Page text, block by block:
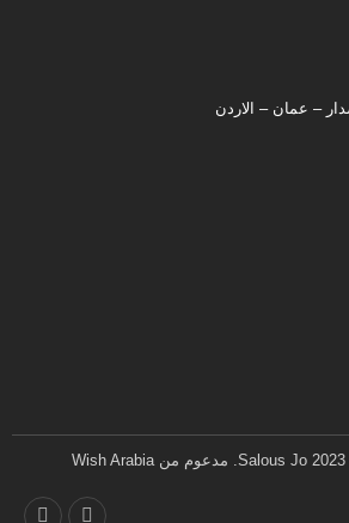
– عمان – الاردن